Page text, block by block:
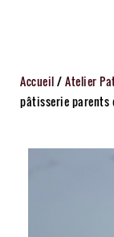
Accueil/Atelier
pâtisserie parents